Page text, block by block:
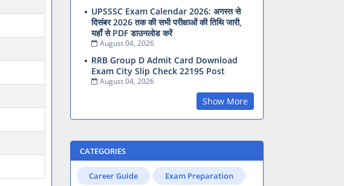
UPSSSC Exam Calendar 2026: अगस्त से
दिसंबर 2026 तक की सभी परीक्षाओं की तिथि जारी,
यहाँ से PDF डाउनलोड करें
August 04, 2026
RRB Group D Admit Card Download
Exam City Slip Check 22195 Post
August 04, 2026
Show More
CATEGORIES
Career Guide Exam Preparation